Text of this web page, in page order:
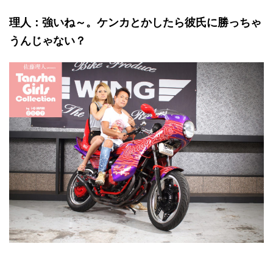
理人：強いね～。ケンカとかしたら彼氏に勝っちゃ
うんじゃない？